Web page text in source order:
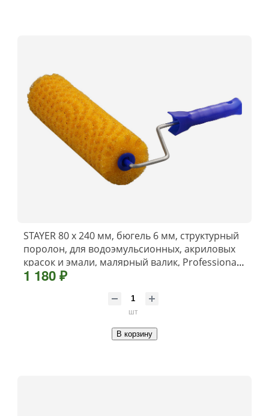
STAYER 80 х 240 мм, бюгель 6 мм, структурный
поролон, для водоэмульсионных, акриловых
красок и эмали, малярный валик, Professional
(0367-24)
1 180 ₽
шт
В корзину